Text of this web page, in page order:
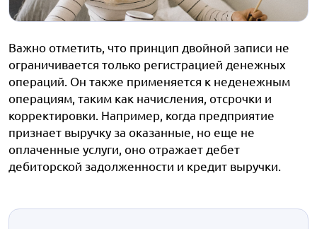
Важно отметить, что принцип двойной записи не
ограничивается только регистрацией денежных
операций. Он также применяется к неденежным
операциям, таким как начисления, отсрочки и
корректировки. Например, когда предприятие
признает выручку за оказанные, но еще не
оплаченные услуги, оно отражает дебет
дебиторской задолженности и кредит выручки.